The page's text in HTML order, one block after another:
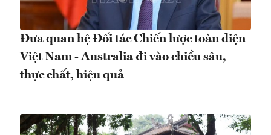
Đưa quan hệ Đối tác Chiến lược toàn diện
Việt Nam - Australia đi vào chiều sâu,
thực chất, hiệu quả